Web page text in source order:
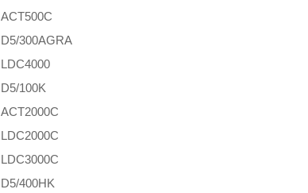
ACT500C
D5/300AGRA
LDC4000
D5/100K
ACT2000C
LDC2000C
LDC3000C
D5/400HK